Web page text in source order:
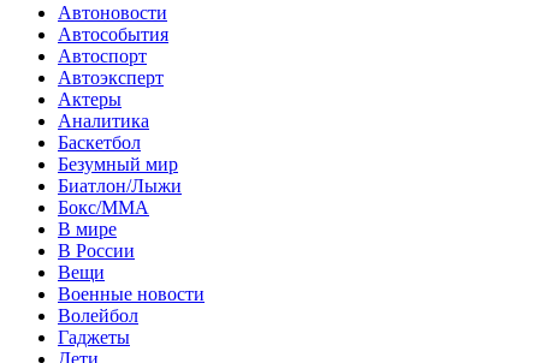
Автоновости
Автособытия
Автоспорт
Автоэксперт
Актеры
Аналитика
Баскетбол
Безумный мир
Биатлон/Лыжи
Бокс/MMA
В мире
В России
Вещи
Военные новости
Волейбол
Гаджеты
Дети